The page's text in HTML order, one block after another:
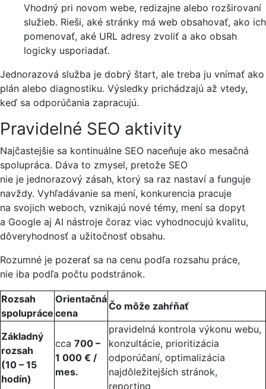
Vhodný pri novom webe, redizajne alebo rozširovaní
služieb. Rieši, aké stránky má web obsahovať, ako ich
pomenovať, aké URL adresy zvoliť a ako obsah
logicky usporiadať.
Jednorazová služba je dobrý štart, ale treba ju vnímať ako
plán alebo diagnostiku. Výsledky prichádzajú až vtedy,
keď sa odporúčania zapracujú.
Pravidelné SEO aktivity
Najčastejšie sa kontinuálne SEO naceňuje ako mesačná
spolupráca. Dáva to zmysel, pretože SEO
nie je jednorazový zásah, ktorý sa raz nastaví a funguje
navždy. Vyhľadávanie sa mení, konkurencia pracuje
na svojich weboch, vznikajú nové témy, mení sa dopyt
a Google aj AI nástroje čoraz viac vyhodnocujú kvalitu,
dôveryhodnosť a užitočnosť obsahu.
Rozumné je pozerať sa na cenu podľa rozsahu práce,
nie iba podľa počtu podstránok.
Rozsah
spolupráce
Orientačná
cena
Čo môže zahŕňať
Základný
rozsah
(10 – 15
hodín)
cca 700 –
1 000 € /
mes.
pravidelná kontrola výkonu webu,
konzultácie, prioritizácia
odporúčaní, optimalizácia
najdôležitejších stránok,
reporting